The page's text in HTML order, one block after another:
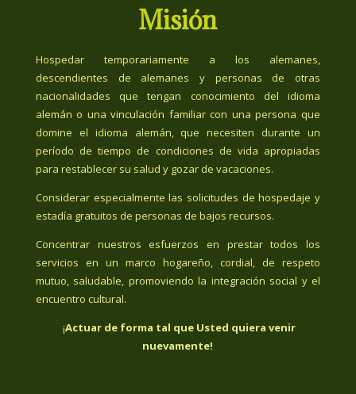
Misión
Hospedar temporariamente a los alemanes,
descendientes de alemanes y personas de otras
nacionalidades que tengan conocimiento del idioma
alemán o una vinculación familiar con una persona que
domine el idioma alemán, que necesiten durante un
período de tiempo de condiciones de vida apropiadas
para restablecer su salud y gozar de vacaciones.
Considerar especialmente las solicitudes de hospedaje y
estadía gratuitos de personas de bajos recursos.
Concentrar nuestros esfuerzos en prestar todos los
servicios en un marco hogareño, cordial, de respeto
mutuo, saludable, promoviendo la integración social y el
encuentro cultural.
¡Actuar de forma tal que Usted quiera venir
nuevamente!